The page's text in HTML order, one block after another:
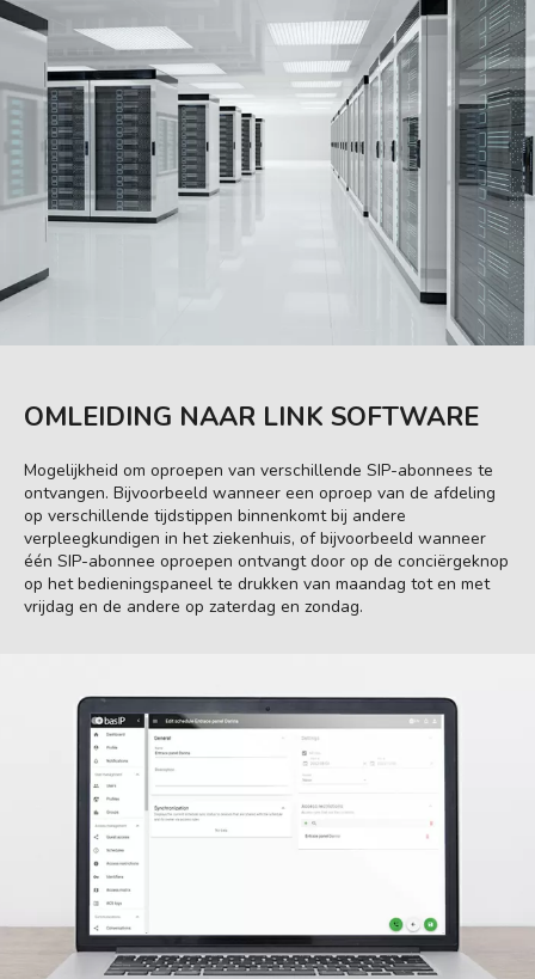
OMLEIDING NAAR LINK SOFTWARE
Mogelijkheid om oproepen van verschillende SIP-abonnees te
ontvangen. Bijvoorbeeld wanneer een oproep van de afdeling
op verschillende tijdstippen binnenkomt bij andere
verpleegkundigen in het ziekenhuis, of bijvoorbeeld wanneer
één SIP-abonnee oproepen ontvangt door op de conciërgeknop
op het bedieningspaneel te drukken van maandag tot en met
vrijdag en de andere op zaterdag en zondag.